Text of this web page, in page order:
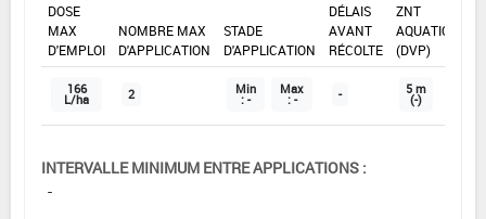
DOSE
MAX
D'EMPLOI
NOMBRE MAX
D'APPLICATION
STADE
D'APPLICATION
DÉLAIS
AVANT
RÉCOLTE
ZNT
AQUATIQUE
(DVP)
166
L/ha 2 Min
: -
Max
: - - 5 m
(-)
INTERVALLE MINIMUM ENTRE APPLICATIONS :
-